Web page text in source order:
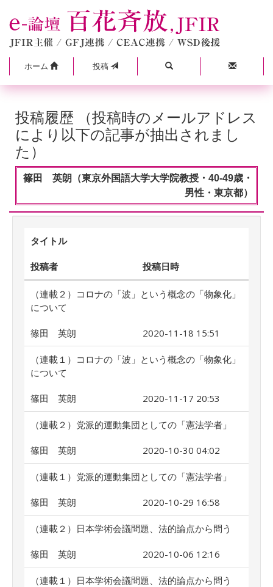
ホーム 投稿
投稿履歴 （投稿時のメールアドレス
により以下の記事が抽出されまし
た）
篠田 英朗（東京外国語大学大学院教授・40-49歳・
男性・東京都）
タイトル
投稿者 投稿日時
（連載２）コロナの「波」という概念の「物象化」
について
篠田 英朗 2020-11-18 15:51
（連載１）コロナの「波」という概念の「物象化」
について
篠田 英朗 2020-11-17 20:53
（連載２）党派的運動集団としての「憲法学者」
篠田 英朗 2020-10-30 04:02
（連載１）党派的運動集団としての「憲法学者」
篠田 英朗 2020-10-29 16:58
（連載２）日本学術会議問題、法的論点から問う
篠田 英朗 2020-10-06 12:16
（連載１）日本学術会議問題、法的論点から問う